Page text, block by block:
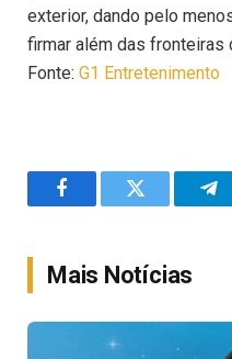
exterior, dando pelo
firmar além das fronteiras
Fonte: G1 Entretenimento
FacebookTwitter
Mais Notícias